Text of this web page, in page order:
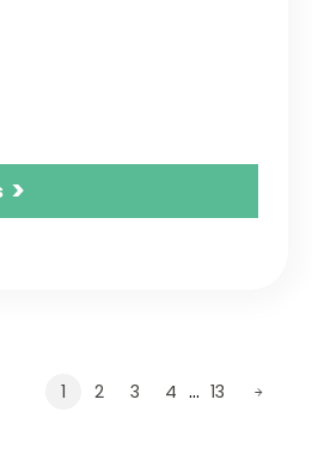
>
1 2 3 4 … 13